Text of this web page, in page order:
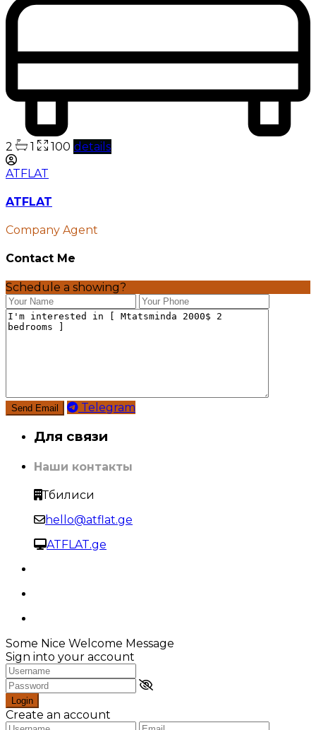
2 1 100 details
ATFLAT
ATFLAT
Company Agent
Contact Me
Schedule a showing?
Telegram
Для связи
Наши контакты
Тбилиси
hello@atflat.ge
ATFLAT.ge
Some Nice Welcome Message
Sign into your account
Login
Create an account